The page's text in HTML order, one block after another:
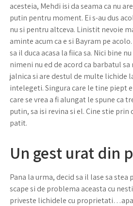
acesteia, Mehdi isi da seama ca nu
putin pentru moment. Ei s-au dus
nu si pentru altceva. Linistit nevoie
aminte acum ca e si Bayram pe
sa il duca acasa la fiica sa. Nici bine
nimeni nu ed de acord ca barbatul
jalnica si are destul de multe lichide
intelegeti. Singura care le tine piept
care se vrea a fi alungat le spune ca
putin, sa isi revina si el. Cine stie prin
patit.
Un gest urat din
Pana la urma, decid sa il lase sa stea
scape si de problema aceasta cu
priveste lichidele cu